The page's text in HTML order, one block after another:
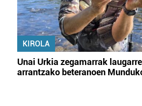
fitxategiak erabiltzen ditu. Zure
zerbitzuak hobetzeko asmoz, cookie
baliatzen gara. Ohar hau onartuz
erabiltzeko baimen esplizitua
irakurri
KIROLA
Unai Urkia zegamarrak
arrantzako beteranoen